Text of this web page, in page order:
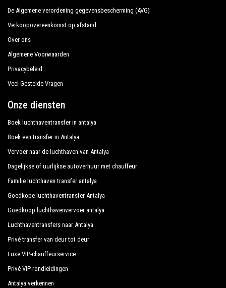
Ons bedrijf heeft een uitstekende reputatie in de
stad Antalya dankzij de professionaliteit van de
aangeboden diensten en de jarenlange ervaring in het
veld.
Wij bieden maximaal comfort en ondersteuning aan
de klant tijdens hun vakantie naar Denizyaka.
gasten de grootst mogelijke hartelijkheid en
professionaliteit en worden elk jaar onderworpen aan
constante controles op geschiktheid van werk. Met
inachtneming van wat de nationale wetgeving vereist
met betrekking tot de openbare dienst van
vertrouwen van degenen die een van de vele diensten
boeken die we aanbieden.
Privéadressen in Denizyaka, Denizyaka-hotels,
Denizyaka-tours, het organiseren van evenementen
en elke andere plek die u wilt in of uit Denizyaka.
De Algemene verordening gegevensbescherming (AVG)
Verkoopovereenkomst op afstand
Over ons
Algemene Voorwaarden
Privacybeleid
Veel Gestelde Vragen
Onze diensten
Boek luchthaventransfer in antalya
Boek een transfer in Antalya
Vervoer naar de luchthaven van Antalya
Dagelijkse of uurlijkse autoverhuur met chauffeur
Familie luchthaven transfer antalya
Goedkope luchthaventransfer Antalya
Goedkoop luchthavenvervoer antalya
Luchthaventransfers naar Antalya
Privé transfer van deur tot deur
Luxe VIP-chauffeurservice
Privé VIP-rondleidingen
Antalya verkennen